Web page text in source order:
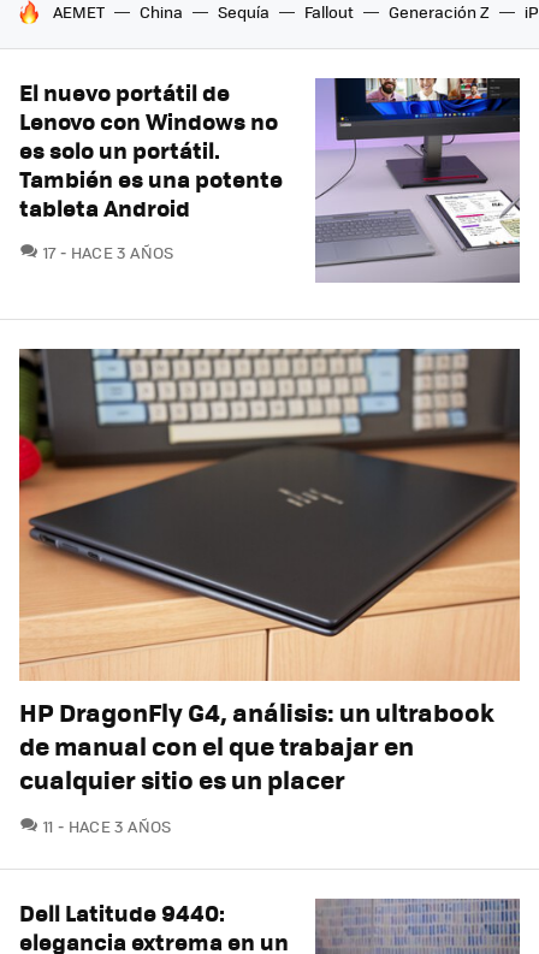
HOY SE HABLA DE
AEMET China Sequía Fallout Generación Z
El nuevo portátil de
Lenovo con Windows no
es solo un portátil.
También es una potente
tableta Android
17COMENTARIOS
HACE 3 AÑOS
HP DragonFly G4, análisis: un ultrabook
de manual con el que trabajar en
cualquier sitio es un placer
11 COMENTARIOS
HACE 3 AÑOS
Dell Latitude 9440:
elegancia extrema en un